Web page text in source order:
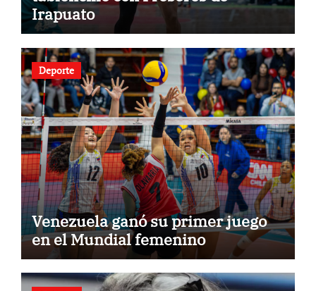
Irapuato
Deporte
Venezuela ganó su primer juego
en el Mundial femenino